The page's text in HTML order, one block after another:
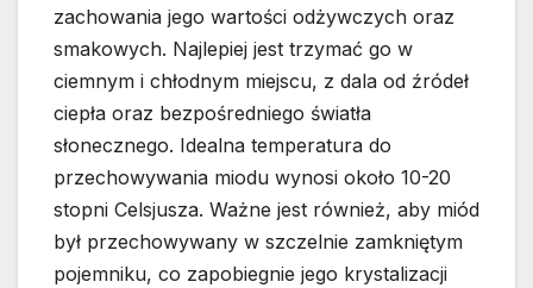
zachowania jego wartości odżywczych oraz
smakowych. Najlepiej jest trzymać go w
ciemnym i chłodnym miejscu, z dala od źródeł
ciepła oraz bezpośredniego światła
słonecznego. Idealna temperatura do
przechowywania miodu wynosi około 10-20
stopni Celsjusza. Ważne jest również, aby miód
był przechowywany w szczelnie zamkniętym
pojemniku, co zapobiegnie jego krystalizacji